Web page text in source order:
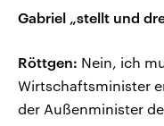
Gabriel „stellt und
Röttgen: Nein, ich
Wirtschaftsminister
der Außenminister